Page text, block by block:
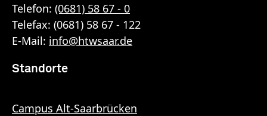
Telefon: (0681) 58 67 - 0
Telefax: (0681) 58 67 - 122
E-Mail: info@htwsaar.de
Standorte
Campus Alt-Saarbrücken